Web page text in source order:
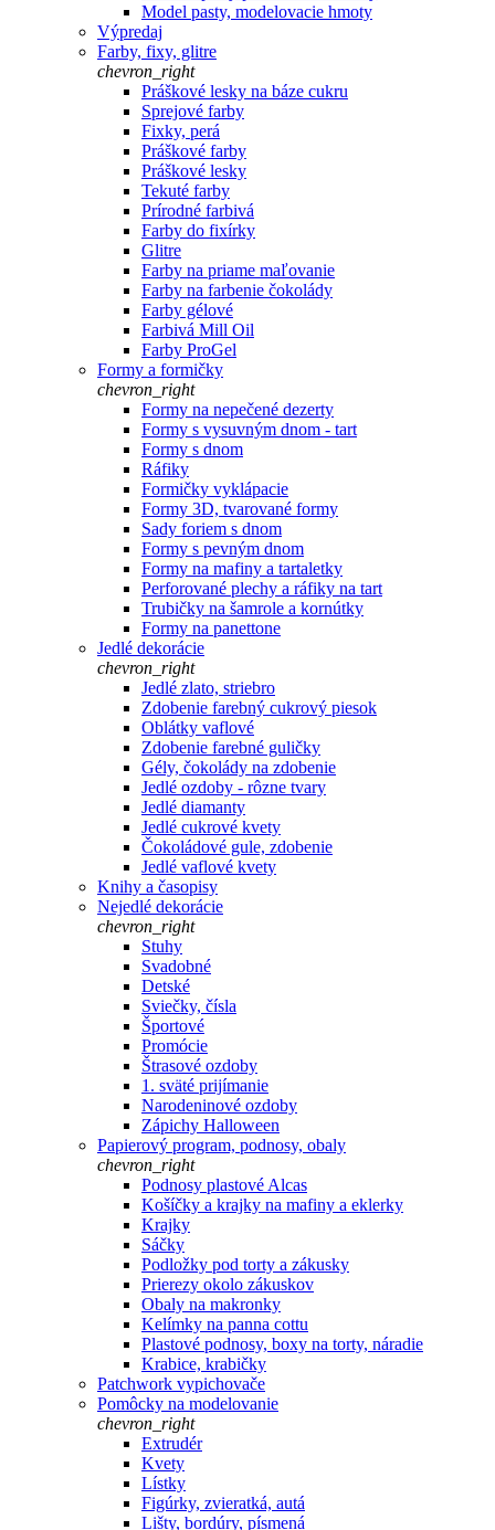
Model pasty, modelovacie hmoty
Výpredaj
Farby, fixy, glitre
chevron_right
Práškové lesky na báze cukru
Sprejové farby
Fixky, perá
Práškové farby
Práškové lesky
Tekuté farby
Prírodné farbivá
Farby do fixírky
Glitre
Farby na priame maľovanie
Farby na farbenie čokolády
Farby gélové
Farbivá Mill Oil
Farby ProGel
Formy a formičky
chevron_right
Formy na nepečené dezerty
Formy s vysuvným dnom - tart
Formy s dnom
Ráfiky
Formičky vyklápacie
Formy 3D, tvarované formy
Sady foriem s dnom
Formy s pevným dnom
Formy na mafiny a tartaletky
Perforované plechy a ráfiky na tart
Trubičky na šamrole a kornútky
Formy na panettone
Jedlé dekorácie
chevron_right
Jedlé zlato, striebro
Zdobenie farebný cukrový piesok
Oblátky vaflové
Zdobenie farebné guličky
Gély, čokolády na zdobenie
Jedlé ozdoby - rôzne tvary
Jedlé diamanty
Jedlé cukrové kvety
Čokoládové gule, zdobenie
Jedlé vaflové kvety
Knihy a časopisy
Nejedlé dekorácie
chevron_right
Stuhy
Svadobné
Detské
Sviečky, čísla
Športové
Promócie
Štrasové ozdoby
1. sväté prijímanie
Narodeninové ozdoby
Zápichy Halloween
Papierový program, podnosy, obaly
chevron_right
Podnosy plastové Alcas
Košíčky a krajky na mafiny a eklerky
Krajky
Sáčky
Podložky pod torty a zákusky
Prierezy okolo zákuskov
Obaly na makronky
Kelímky na panna cottu
Plastové podnosy, boxy na torty, náradie
Krabice, krabičky
Patchwork vypichovače
Pomôcky na modelovanie
chevron_right
Extrudér
Kvety
Lístky
Figúrky, zvieratká, autá
Lišty, bordúry, písmená